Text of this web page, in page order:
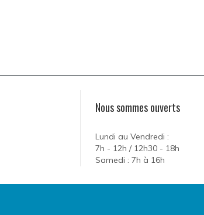
Nous sommes ouverts
Lundi au Vendredi :
7h - 12h / 12h30 - 18h
Samedi : 7h à 16h